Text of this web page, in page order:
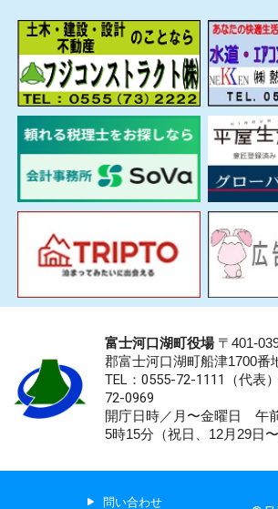
富士河口湖町役場〒401-
郡富士河口湖町船津1700番
TEL：0555-72-1111 （代表
72-0969
開庁日時／月〜金曜日 午
5時15分（祝日、12月29日
問い合わせ